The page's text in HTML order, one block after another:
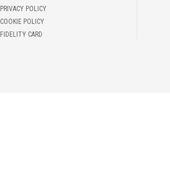
PRIVACY POLICY
COOKIE POLICY
FIDELITY CARD